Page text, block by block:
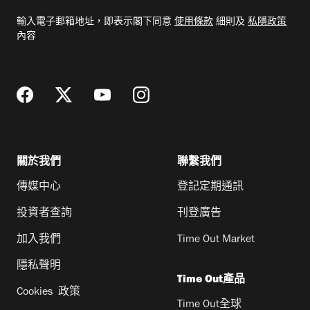
郵
輸入電子郵箱地址，即表示閣下同意 使用條款 細則及 私隱政策
內容
關於我們
傳媒中心
投資者查詢
加入我們
隱私聲明
Cookies 政策
聯繫我們
登記定期通訊
刊登廣告
Time Out Market
Time Out產品
Time Out全球